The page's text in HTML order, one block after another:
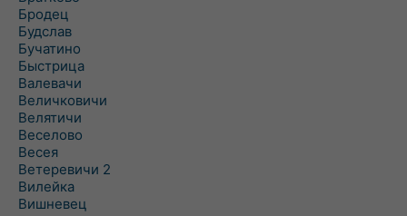
Бродец
Будслав
Бучатино
Быстрица
Валевачи
Величковичи
Велятичи
Веселово
Весея
Ветеревичи 2
Вилейка
Вишневец